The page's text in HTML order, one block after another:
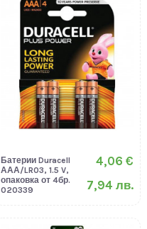
Батерии Duracell
ААА/LR03, 1.5 V,
опаковка от 4бр.
020339
4,06 €
7,94 лв.